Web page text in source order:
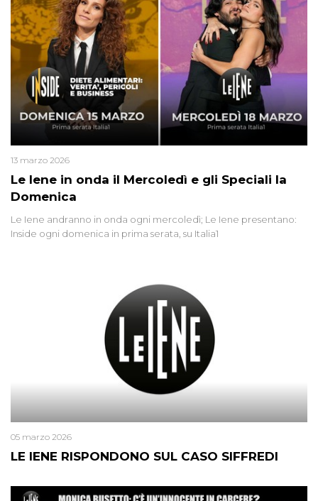
Le Iene in onda il Mercoledì e gli Speciali la
Domenica
13 marzo 2026
Le Iene andranno in onda ogni mercoledì; Le Iene presentano:
Inside ogni domenica in prima serata, su Italia1
LE IENE RISPONDONO SUL CASO SIFFREDI
05 marzo 2026